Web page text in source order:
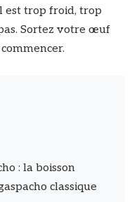
est trop froid, trop
Sortez votre œuf
: la boisson
classique